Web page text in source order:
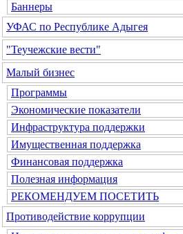
Баннеры
УФАС по Республике Адыгея
"Теучежские вести"
Малый бизнес
Программы
Экономические показатели
Инфраструктура поддержки
Имущественная поддержка
Финансовая поддержка
Полезная информация
РЕКОМЕНДУЕМ ПОСЕТИТЬ
Противодействие коррупции